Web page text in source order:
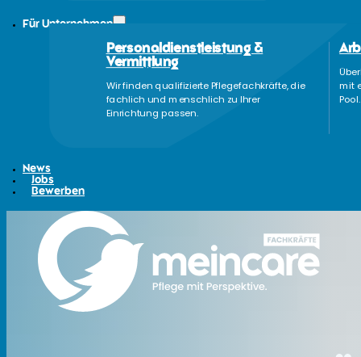
Für Unternehmen
Personaldienstleistung &
Vermittlung
Wir finden qualifizierte Pflegefachkräfte, die
fachlich und menschlich zu Ihrer
Einrichtung passen.
mit
Pool.
News
Jobs
Bewerben